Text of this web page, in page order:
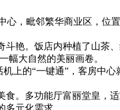
，毗邻繁华商业区，位
艳。饭店内种植了山茶
幅大自然的美丽画卷。
上的“一键通”，客房中心
。多功能厅富丽堂皇，
元化需求。